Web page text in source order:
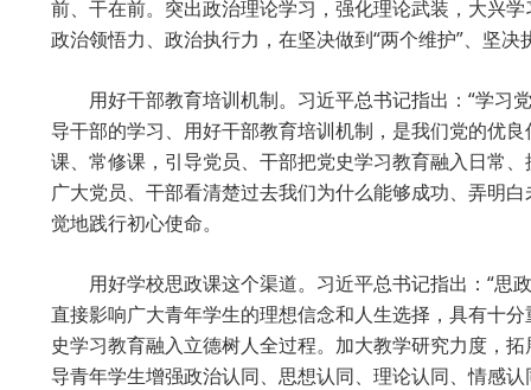
前、干在前。突出政治理论学习，强化理论武装，大兴
政治领悟力、政治执行力，在坚决做到“两个维护”、坚
用好干部教育培训机制。习近平总书记指出：“学习
导干部的学习、用好干部教育培训机制，是我们党的优
课、常修课，引导党员、干部把党史学习教育融入日常
广大党员、干部看清楚过去我们为什么能够成功、弄明
觉地践行初心使命。
用好学校思政课这个渠道。习近平总书记指出：“思
直接影响广大青年学生的理想信念和人生选择，具有十
史学习教育融入立德树人全过程。加大教学研究力度，
导青年学生增强政治认同、思想认同、理论认同、情感